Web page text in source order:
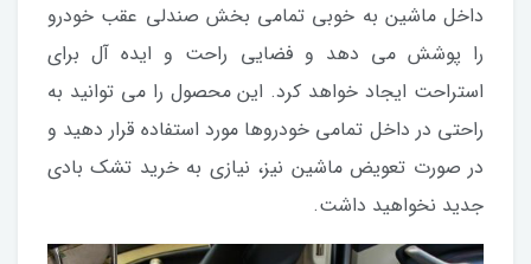
داخل ماشین به خوبی تمامی بخش صندلی عقب خودرو
را پوشش می دهد و فضایی راحت و ایده آل برای
استراحت ایجاد خواهد کرد. این محصول را می توانید به
راحتی در داخل تمامی خودروها مورد استفاده قرار دهید و
در صورت تعویض ماشین نیز، نیازی به خرید تشک بادی
جدید نخواهید داشت.